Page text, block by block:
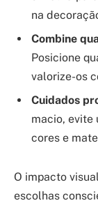
na
Combine
Posicione
valorize-os
Cuidados
macio, evite
cores e
O impacto
escolhas